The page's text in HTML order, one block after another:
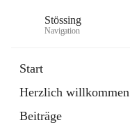
Stössing
Navigation
Start
Herzlich willkommen
Beiträge
Datei
in